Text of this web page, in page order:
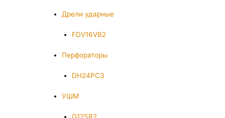
Дрели ударные
FDV16VB2
Перфораторы
DH24PC3
УШМ